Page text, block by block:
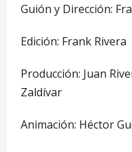
Guión y Dirección:
Edición: Frank Rivera
Producción: Juan
Zaldívar
Animación: Héctor